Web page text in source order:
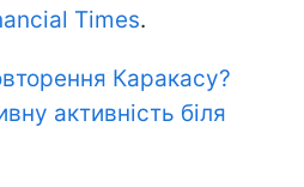
Times.
Каракасу?
активність біля